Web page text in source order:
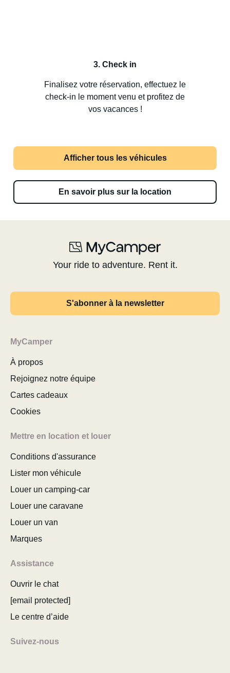
3. Check in
Finalisez votre réservation, effectuez le
check-in le moment venu et profitez de
vos vacances !
Afficher tous les véhicules
En savoir plus sur la location
Your ride to adventure. Rent it.
S'abonner à la newsletter
MyCamper
À propos
Rejoignez notre équipe
Cartes cadeaux
Cookies
Mettre en location et louer
Conditions d'assurance
Lister mon véhicule
Louer un camping-car
Louer une caravane
Louer un van
Marques
Assistance
Ouvrir le chat
[email protected]
Le centre d’aide
Suivez-nous